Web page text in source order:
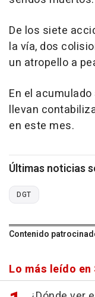
De los siete
la vía, dos
un atropello a
En el
llevan
en este mes.
Últimas noticias
DGT
Contenido
Lo más leído en